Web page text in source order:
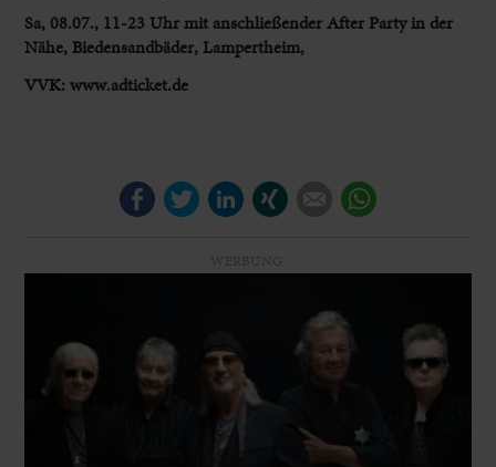
Sa, 08.07., 11-23 Uhr mit anschließender After Party in der
Nähe, Biedensandbäder, Lampertheim,
VVK: www.adticket.de
FacebookTwitterLinkedIn E-mail